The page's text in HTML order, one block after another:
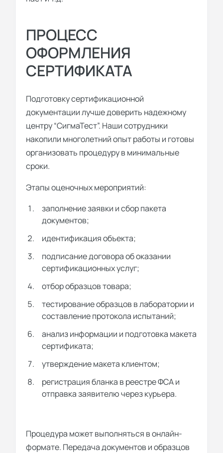
ПРОЦЕСС
ОФОРМЛЕНИЯ
СЕРТИФИКАТА
Подготовку сертификационной
документации лучше доверить надежному
центру “СигмаТест”. Наши сотрудники
накопили многолетний опыт работы и готовы
организовать процедуру в минимальные
сроки.
Этапы оценочных мероприятий:
заполнение заявки и сбор пакета
документов;
идентификация объекта;
подписание договора об оказании
сертификационных услуг;
отбор образцов товара;
тестирование образцов в лаборатории и
составление протокола испытаний;
анализ информации и подготовка макета
сертификата;
утверждение макета клиентом;
регистрация бланка в реестре ФСА и
отправка заявителю через курьера.
Процедура может выполняться в онлайн-
формате. Передача документов и образцов